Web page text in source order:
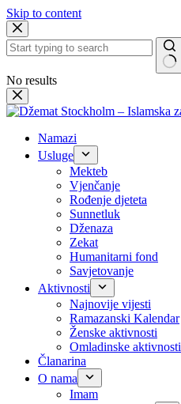
Skip to content
No results
Namazi
Usluge
Mekteb
Vjenčanje
Rođenje djeteta
Sunnetluk
Dženaza
Zekat
Humanitarni fond
Savjetovanje
Aktivnosti
Najnovije vijesti
Ramazanski Kalendar
Ženske aktivnosti
Omladinske aktivnosti
Članarina
O nama
Imam